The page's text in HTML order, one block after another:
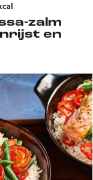
zalm
en